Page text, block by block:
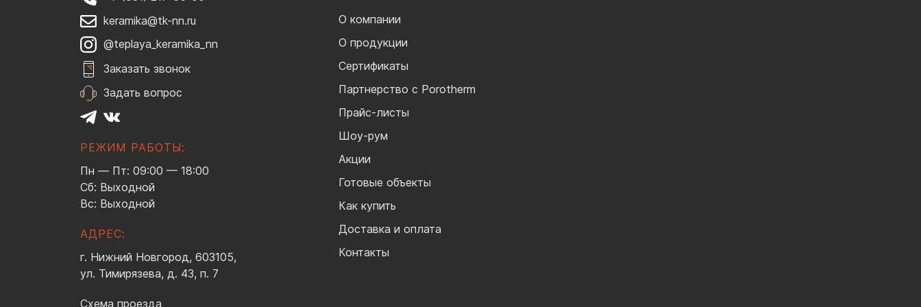
keramika@tk-nn.ru
@teplaya_keramika_nn
Заказать звонок
Задать вопрос
РЕЖИМ РАБОТЫ:
Пн — Пт: 09:00 — 18:00
Сб: Выходной
Вс: Выходной
АДРЕС:
г. Нижний Новгород, 603105,
ул. Тимирязева, д. 43, п. 7
Схема проезда
О компании
О продукции
Сертификаты
Партнерство с Porotherm
Прайс-листы
Шоу-рум
Акции
Готовые объекты
Как купить
Доставка и оплата
Контакты